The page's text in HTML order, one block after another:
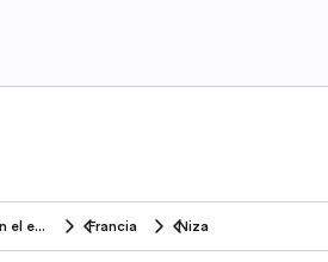
Cursos de verano en el extranjero Francia Niza